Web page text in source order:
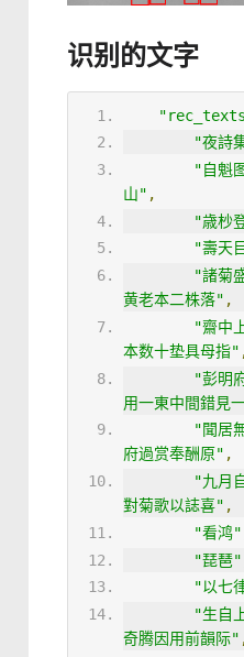
识别的文字
"夜詩
"自魁
山" ,
"歳杪
"壽天
"諸菊
黄老本二株落" ,
"齋中
本数十垫具母指"
"彭明
用一東中間錯見
"聞居
府過赏奉酬原" ,
"九月
對菊歌以誌喜" ,
"看鸿"
"琵琶"
"以七
"生自
奇腾因用前韻际"